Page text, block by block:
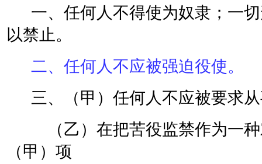
一、任何人不得使为奴隶；一切
以禁止。
二、任何人不应被强迫役使。
三、（甲）任何人不应被要求从
（乙）在把苦役监禁作为一种
（甲）项